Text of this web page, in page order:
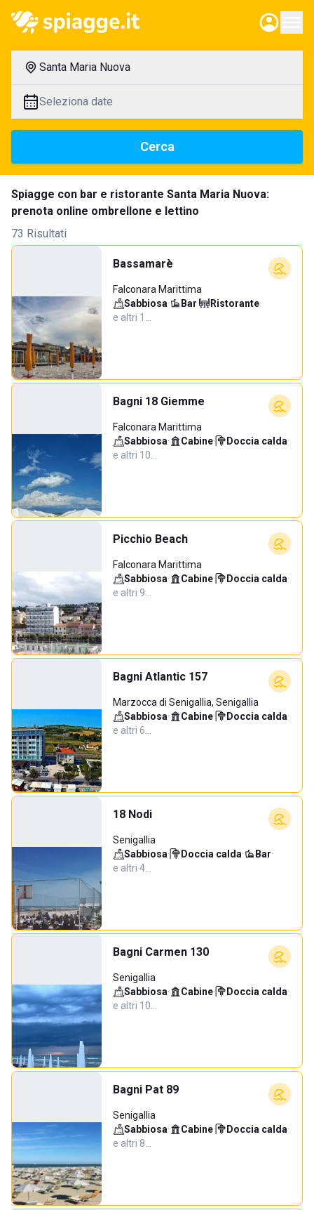
Santa Maria Nuova
Seleziona date
Cerca
Spiagge con bar e ristorante Santa Maria Nuova:
prenota online ombrellone e lettino
73 Risultati
Bassamarè
Falconara Marittima
Sabbiosa· Bar· Ristorante·
e altri 1…
Bagni 18 Giemme
Falconara Marittima
Sabbiosa· Cabine· Doccia calda·
e altri 10…
Picchio Beach
Falconara Marittima
Sabbiosa· Cabine· Doccia calda·
e altri 9…
Bagni Atlantic 157
Marzocca di Senigallia, Senigallia
Sabbiosa· Cabine· Doccia calda·
e altri 6…
18 Nodi
Senigallia
Sabbiosa· Doccia calda· Bar·
e altri 4…
Bagni Carmen 130
Senigallia
Sabbiosa· Cabine· Doccia calda·
e altri 10…
Bagni Pat 89
Senigallia
Sabbiosa· Cabine· Doccia calda·
e altri 8…